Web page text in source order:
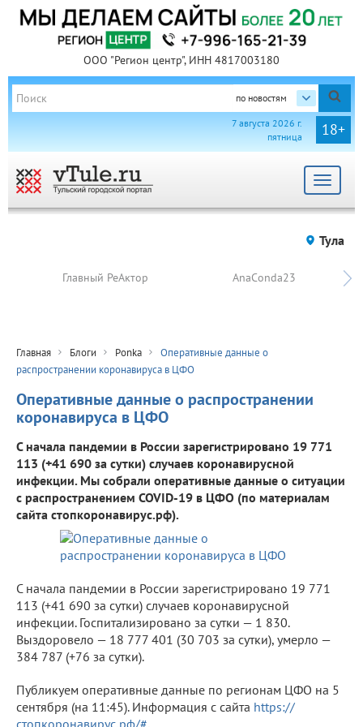
ООО "Регион центр", ИНН 4817003180
по новостям
18+
7 августа 2026 г.
пятница
Toggle
Тула
Главный РеАктор AnaConda23
Главная Блоги Ponka
Оперативные данные о
распространении коронавируса в ЦФО
Оперативные данные о распространении
коронавируса в ЦФО
С начала пандемии в России зарегистрировано 19 771
113 (+41 690 за сутки) случаев коронавирусной
инфекции. Мы собрали оперативные данные о ситуации
с распространением COVID-19 в ЦФО (по материалам
сайта стопкоронавирус.рф).
С начала пандемии в России зарегистрировано 19 771
113 (+41 690 за сутки) случаев коронавирусной
инфекции. Госпитализировано за сутки — 1 830.
Выздоровело — 18 777 401 (30 703 за сутки), умерло —
384 787 (+76 за сутки).
Публикуем оперативные данные по регионам ЦФО на 5
сентября (на 11:45). Информация с сайта https://
стопкоронавирус.рф/#.